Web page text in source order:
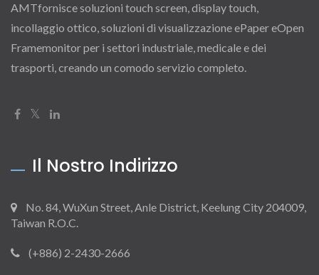
AMTfornisce soluzioni touch screen, display touch,
incollaggio ottico, soluzioni di visualizzazione ePaper eOpen
Framemonitor per i settori industriale, medicale e dei
trasporti, creando un comodo servizio completo.
Il Nostro Indirizzo
No. 84, WuXun Street, Anle District, Keelung City 204009,
Taiwan R.O.C.
(+886) 2-2430-2666